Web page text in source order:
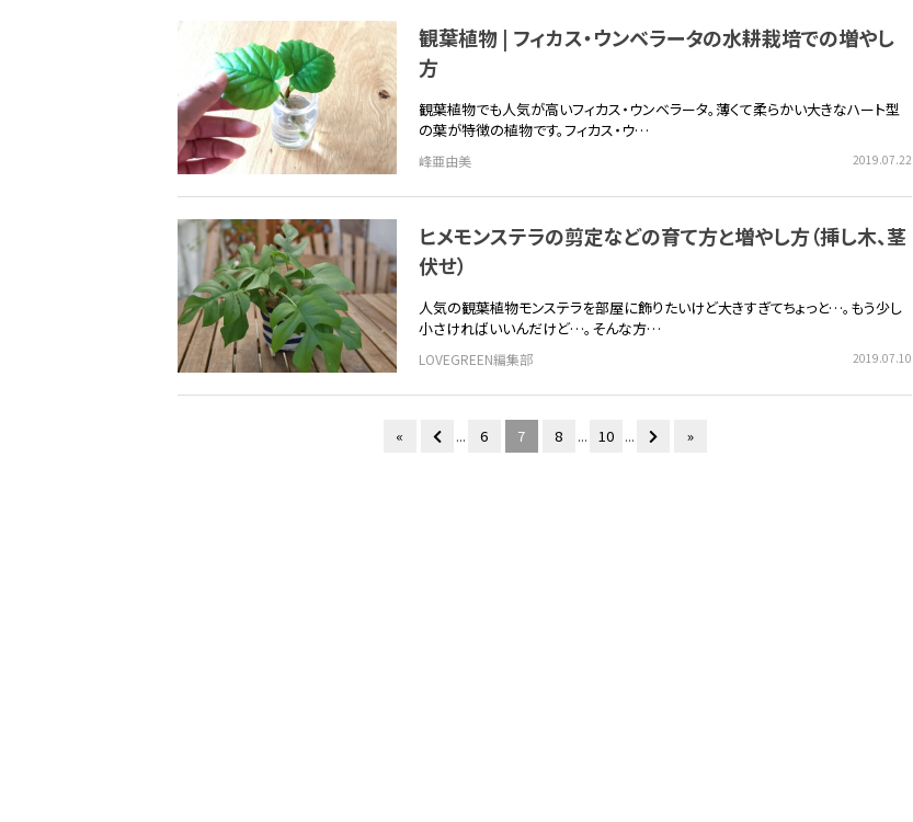
観葉植物 | フィカス・ウンベラータの水耕栽培での増やし
方
観葉植物でも人気が高いフィカス・ウンベラータ。薄くて柔らかい大きなハート型
の葉が特徴の植物です。フィカス・ウ…
峰亜由美 2019.07.22
ヒメモンステラの剪定などの育て方と増やし方（挿し木、茎
伏せ）
人気の観葉植物モンステラを部屋に飾りたいけど大きすぎてちょっと…。もう少し
小さければいいんだけど…。そんな方…
LOVEGREEN編集部 2019.07.10
« ... 6 7 8 ... 10 ... »